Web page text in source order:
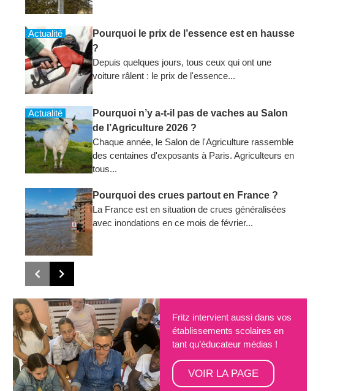
Actualité
Pourquoi le prix de l’essence est en hausse
?
Depuis quelques jours, tous ceux qui ont une
voiture râlent : le prix de l'essence...
Actualité
Pourquoi n’y a-t-il pas de vaches au Salon
de l’Agriculture 2026 ?
Chaque année, le Salon de l'Agriculture rassemble
des centaines d'exposants à Paris. Agriculteurs en
tous...
Pourquoi des crues partout en France ?
La France est en situation de crues généralisées
avec inondations en ce mois de février...
Fritz intervient aussi dans vos
établissements scolaires en
tant qu’éducateur médias !
VOIR LA PAGE